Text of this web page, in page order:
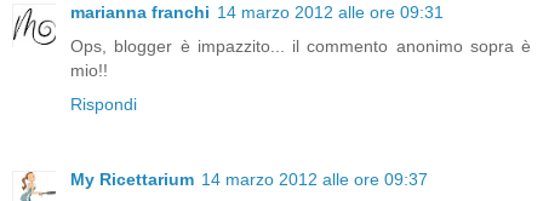
marianna franchi 14 marzo 2012 alle ore 09:31
Ops, blogger è impazzito... il commento anonimo sopra è
mio!!
Rispondi
My Ricettarium 14 marzo 2012 alle ore 09:37